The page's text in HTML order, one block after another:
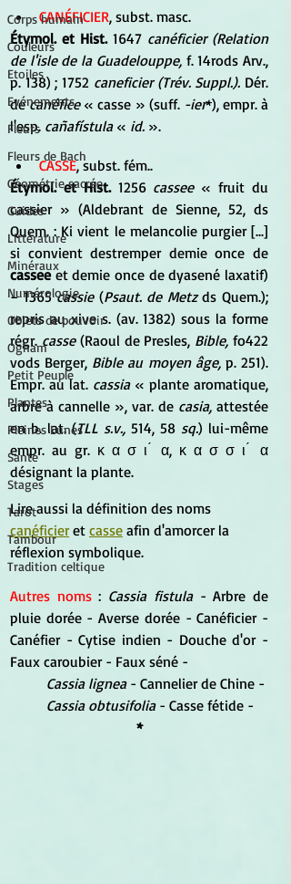
Corps humain
Couleurs
Etoiles
Evénements
Fleurs
Fleurs de Bach
Géométrie sacrée
Guides
Littérature
Minéraux
Numérologie
Objets de pouvoir
Ogham
Petit Peuple
Plantes
Pleines Lunes
Santé
Stages
Tarot
Tambour
Tradition celtique
CANÉFICIER, subst. masc.
Étymol. et Hist. 1647 canéficier (Relation
de l'isle de la Guadelouppe, f. 14rods Arv.,
p. 138) ; 1752 caneficier (Trév. Suppl.). Dér.
de canéfice « casse » (suff. -ier*), empr. à
l'esp. cañafístula « id. ».
CASSE, subst. fém..
Étymol. et Hist. 1256 cassee « fruit du
cassier » (Aldebrant de Sienne, 52, ds
Quem. : Ki vient le melancolie purgier [...]
cassee et demie once de dyasené laxatif)
− 1365 cassie (Psaut. de Metz ds Quem.);
repris au xive s. (av. 1382) sous la forme
régr. casse (Raoul de Presles, Bible, fo422
vods Berger, Bible au moyen âge, p. 251).
Empr. au lat. cassia « plante aromatique,
arbre à cannelle », var. de casia, attestée
en b. lat. (TLL s.v., 514, 58 sq.) lui-même
empr. au gr. κ α σ ι ́ α, κ α σ σ ι ́ α
désignant la plante.
Lire aussi la définition des noms
canéficier et casse afin d'amorcer la
réflexion symbolique.
Autres noms : Cassia fistula - Arbre de
pluie dorée - Averse dorée - Canéficier -
Canéfier - Cytise indien - Douche d'or -
Faux caroubier - Faux séné -
Cassia lignea - Cannelier de Chine -
Cassia obtusifolia - Casse fétide -
*